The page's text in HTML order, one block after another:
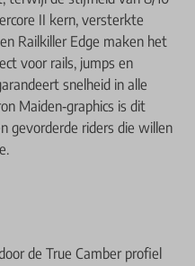
II kern, versterkte
Railkiller Edge maken het
voor rails, jumps en
snelheid in alle
Maiden‑graphics is dit
gevorderde riders die willen
de True Camber profiel